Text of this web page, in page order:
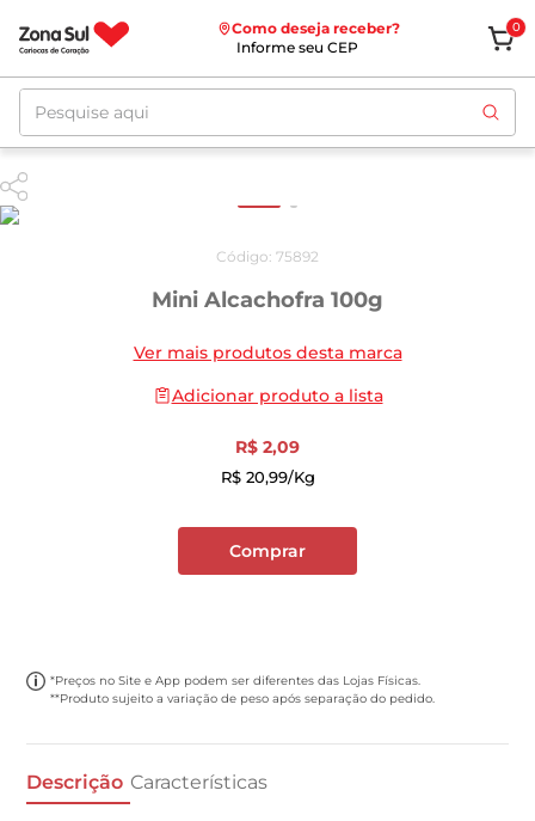
Como deseja receber?
Informe seu CEP
0
Pesquise aqui
Código: 75892
Mini Alcachofra 100g
Ver mais produtos desta marca
Adicionar produto a lista
R$ 2,09
R$ 20,99/kg
Comprar
*Preços no Site e App podem ser diferentes das Lojas Físicas.
**Produto sujeito a variação de peso após separação do pedido.
Descrição Características